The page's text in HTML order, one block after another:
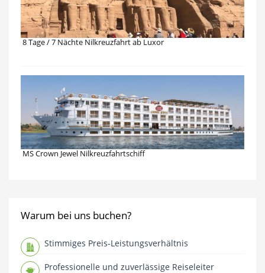
8 Tage / 7 Nächte Nilkreuzfahrt ab Luxor
MS Crown Jewel Nilkreuzfahrtschiff
Warum bei uns buchen?
Stimmiges Preis-Leistungsverhältnis
Professionelle und zuverlässige Reiseleiter